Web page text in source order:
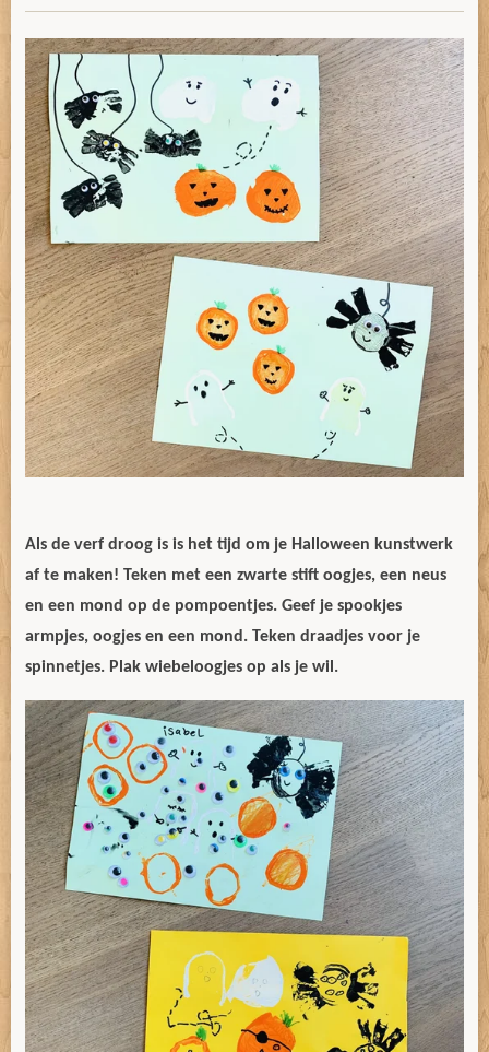
Als de verf droog is is het tijd om je Halloween kunstwerk
af te maken! Teken met een zwarte stift oogjes, een neus
en een mond op de pompoentjes. Geef je spookjes
armpjes, oogjes en een mond. Teken draadjes voor je
spinnetjes. Plak wiebeloogjes op als je wil.